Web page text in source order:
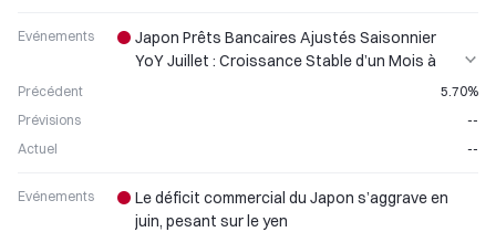
Evénements
Japon Prêts Bancaires Ajustés Saisonnier
YoY Juillet : Croissance Stable d’un Mois à
Précédent
5.70%
Prévisions
--
Actuel
--
Evénements
Le déficit commercial du Japon s’aggrave en
juin, pesant sur le yen